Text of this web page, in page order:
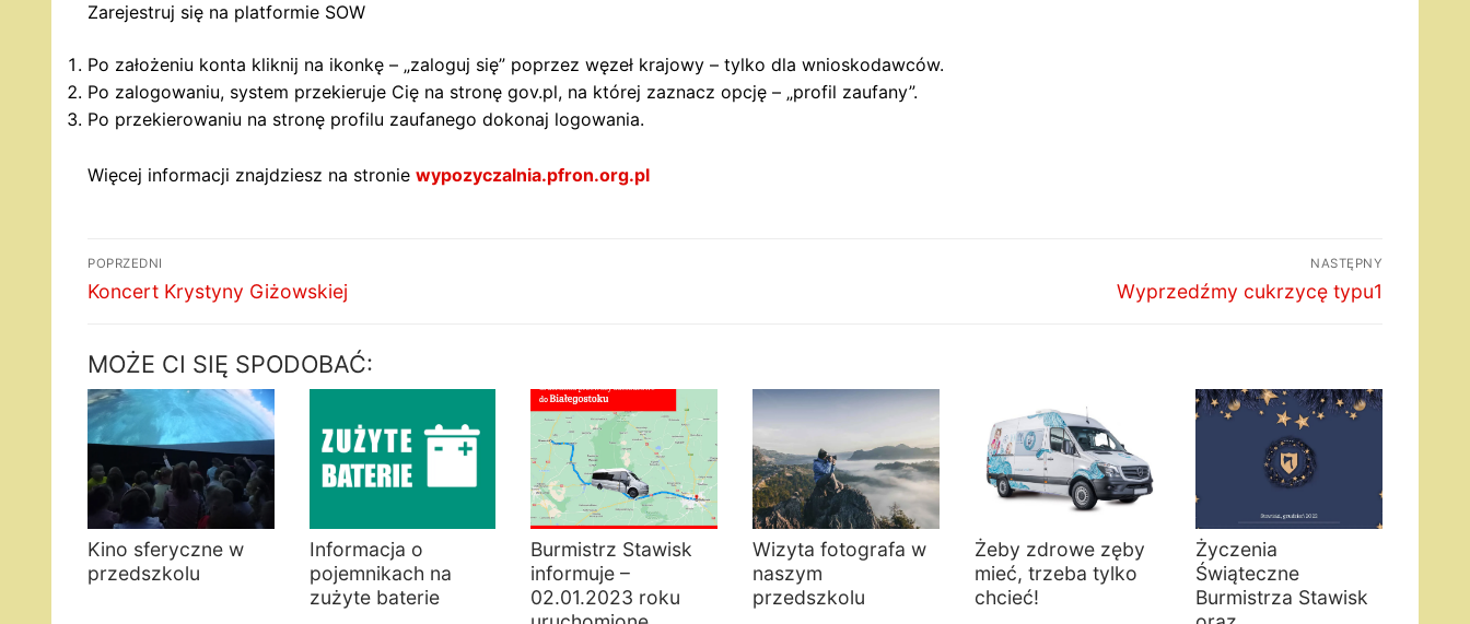
Zarejestruj się na platformie SOW
Po założeniu konta kliknij na ikonkę – „zaloguj się” poprzez węzeł krajowy – tylko dla wnioskodawców.
Po zalogowaniu, system przekieruje Cię na stronę gov.pl, na której zaznacz opcję – „profil zaufany”.
Po przekierowaniu na stronę profilu zaufanego dokonaj logowania.
Więcej informacji znajdziesz na stronie wypozyczalnia.pfron.org.pl
Nawigacja
wpisu
POPRZEDNI
Poprzedni
Koncert Krystyny Giżowskiej
NASTĘPNY
Następny
Wyprzedźmy cukrzycę typu1
MOŻE CI SIĘ SPODOBAĆ:
Kino sferyczne w
przedszkolu
Informacja o
pojemnikach na
zużyte baterie
Burmistrz Stawisk
informuje –
02.01.2023 roku
Wizyta fotografa w
naszym
przedszkolu
Żeby zdrowe zęby
mieć, trzeba tylko
chcieć!
Życzenia
Świąteczne
Burmistrza Stawisk